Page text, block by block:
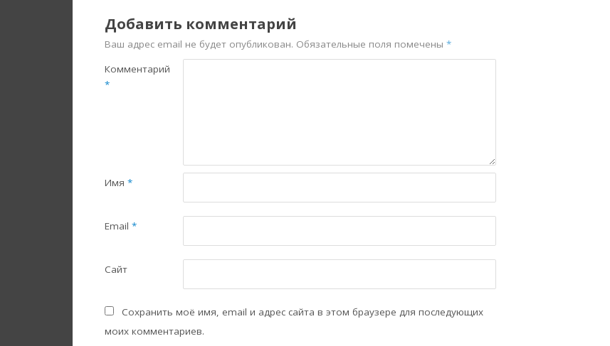
Добавить комментарий
Ваш адрес email не будет опубликован. Обязательные поля помечены *
Комментарий
*
Имя *
Email *
Сайт
Сохранить моё имя, email и адрес сайта в этом браузере для последующих
моих комментариев.